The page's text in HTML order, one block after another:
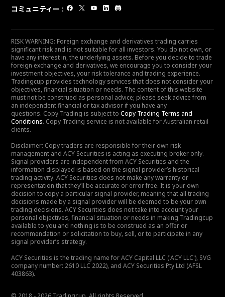
コミュニティー :
RISK WARNING: Foreign exchange and derivatives trading carries
significant risk and is not suitable for all investors. You do not own, or
have any interest in, the underlying assets. Before you decide to trade
foreign exchange and derivatives, we encourage you to consider your
investment objectives, your risk tolerance and trading experience.
Tradingcup provides technology services that does not consider your
objectives, financial situation or needs. The content of this website
must not be construed as personal advice; please seek advice from
an independent financial or tax advisor if you have any
questions. Copy Trading is subject to Copy Trading Terms and
Conditions. Copy Trading service is not available for Australian retail
clients.
Disclaimer: Copy traders are responsible for their own risk
management and ACY Securities is acting as executing broker only.
Signal providers are independent from ACY Securities and the
information displayed is based on the signal provider’s historical
trading activity. ACY Securities does not make any warranty or
representation that they’ll be accurate or error free. It is your own
decision to copy a particular signal provider, meaning that all trading
decisions made by a signal provider will be deemed to be your own
trading decisions. ACY Securities does not take into account your
personal objectives, financial situation or needs in making Tradingcup
available to you and nothing is to be construed as an offer or
recommendation or solicitation to buy, sell, or to participate in any
signal provider’s strategy.
ACY Securities is the trading name for ACY Capital LLC ('ACY LLC'), SVG
company number: 2610 LLC 2022), and ACY Securities Pty Ltd (AFSL
403863).